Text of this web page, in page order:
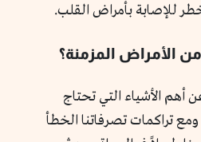
خطر للإصابة بأمراض القلب.
الأمراض المزمنة؟
أهم الأشياء التي تحتاج
تراكمات تصرفاتنا الخطأ